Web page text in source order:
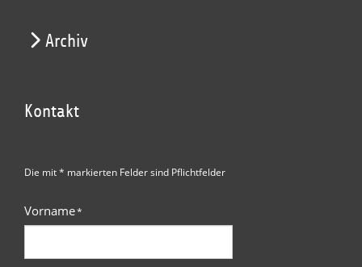
Archiv
Kontakt
Die mit * markierten Felder sind Pflichtfelder
Vorname*